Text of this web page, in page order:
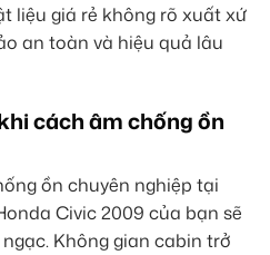
liệu giá rẻ không rõ xuất xứ
an toàn và hiệu quả lâu
cách âm chống ồn
ồn chuyên nghiệp tại
Civic 2009 của bạn sẽ
Không gian cabin trở